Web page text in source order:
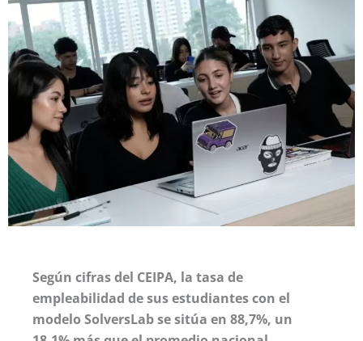
Según cifras del CEIPA, la tasa de
empleabilidad de sus estudiantes con el
modelo SolversLab se sitúa en 88,7%, un